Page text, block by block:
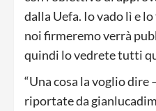
dalla Uefa. Io vado lì e
noi firmeremo verrà
quindi lo vedrete tutti
“Una cosa la voglio dire
riportate da